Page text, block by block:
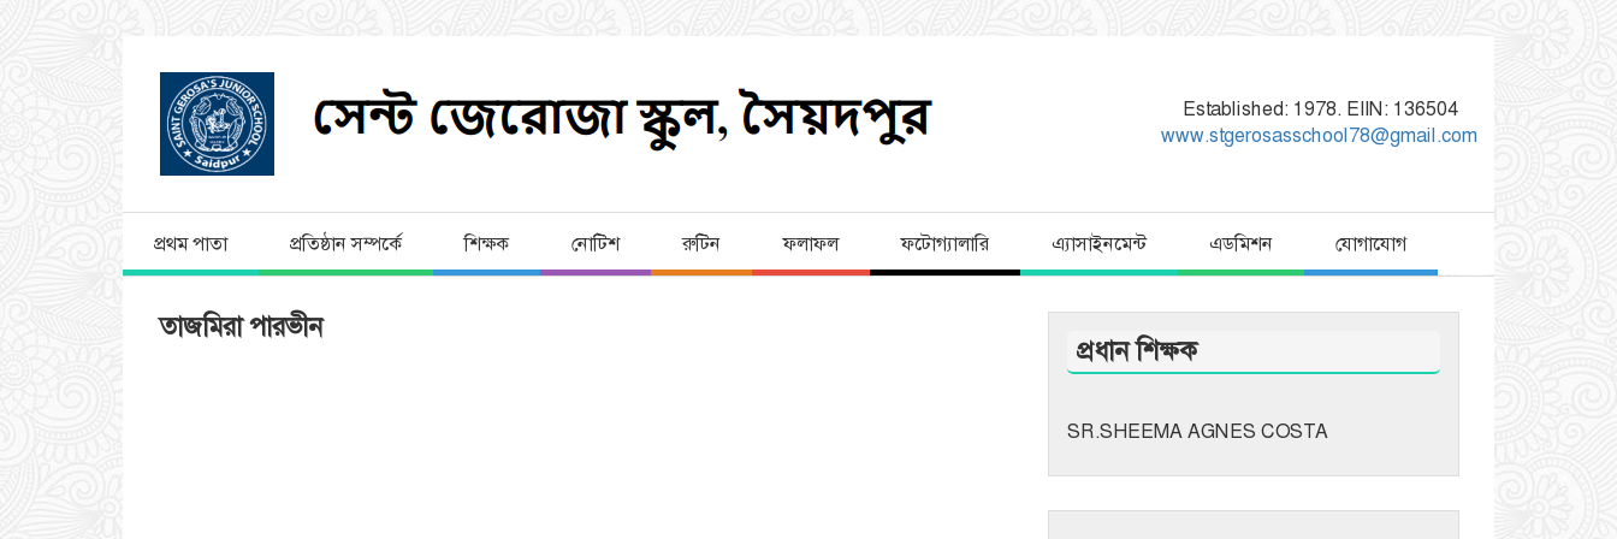
Established: 1978. EIIN: 136504
www.stgerosasschool78@gmail.com
প্রথম পাতা প্রতিষ্ঠান সম্পর্কে শিক্ষক নোটিশ রুটিন ফলাফল ফটোগ্যালারি এ্যাসাইনমেন্ট এডমিশন যোগাযোগ
তাজমিরা পারভীন
প্রধান শিক্ষক
SR.SHEEMA AGNES COSTA